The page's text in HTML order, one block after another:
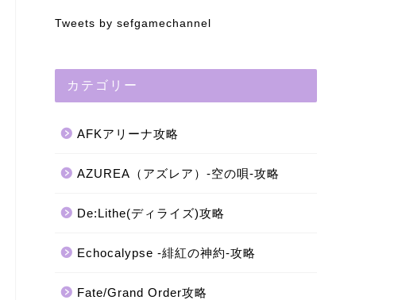
Tweets by sefgamechannel
カテゴリー
AFKアリーナ攻略
AZUREA（アズレア）-空の唄-攻略
De:Lithe(ディライズ)攻略
Echocalypse -緋紅の神約-攻略
Fate/Grand Order攻略